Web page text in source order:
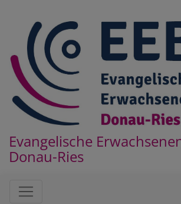
Evangelische
Donau-Ries
Hauptnavigation